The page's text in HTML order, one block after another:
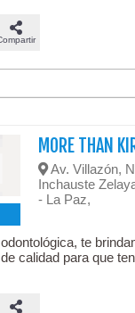
MORE THAN
Av. Villazón,
Inchauste
- La Paz,
te
calidad para que